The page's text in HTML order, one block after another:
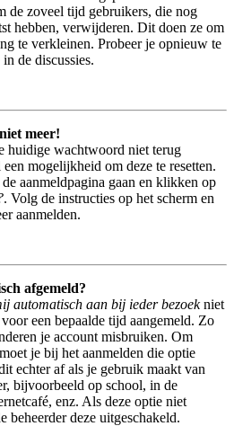
de zoveel tijd gebruikers, die nog
hebben, verwijderen. Dit doen ze om
te verkleinen. Probeer je opnieuw te
de discussies.
meer!
huidige wachtwoord niet terug
mogelijkheid om deze te resetten.
aanmeldpagina gaan en klikken op
. Volg de instructies op het scherm en
aanmelden.
afgemeld?
automatisch aan bij ieder bezoekniet
een bepaalde tijd aangemeld. Zo
je account misbruiken. Om
je bij het aanmelden die optie
echter af als je gebruik maakt van
bijvoorbeeld op school, in de
enz. Als deze optie niet
beheerder deze uitgeschakeld.